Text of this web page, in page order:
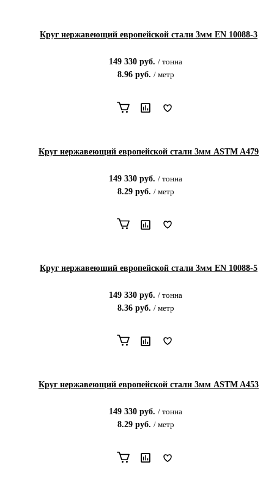
Круг нержавеющий европейской стали 3мм EN 10088-3
149 330 руб. / тонна
8.96руб. / метр
Круг нержавеющий европейской стали 3мм ASTM A479
149 330 руб. / тонна
8.29руб. / метр
Круг нержавеющий европейской стали 3мм EN 10088-5
149 330 руб. / тонна
8.36руб. / метр
Круг нержавеющий европейской стали 3мм ASTM A453
149 330 руб. / тонна
8.29руб. / метр